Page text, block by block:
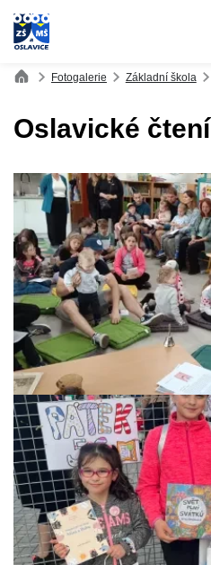
Fotogalerie Základní škola
Oslavické čtení